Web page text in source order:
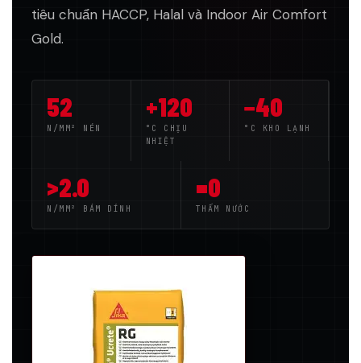
tiêu chuẩn HACCP, Halal và Indoor Air Comfort
Gold.
52
N/MM² NÉN
+120
°C CHỊU
NHIỆT
−40
°C KHO LẠNH
>2.0
N/MM² BÁM DÍNH
=0
THẤM NƯỚC